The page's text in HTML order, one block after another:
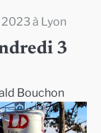
à Lyon
3
Bouchon